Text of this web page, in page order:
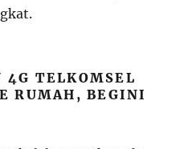
4G TELKOMSEL
RUMAH, BEGINI